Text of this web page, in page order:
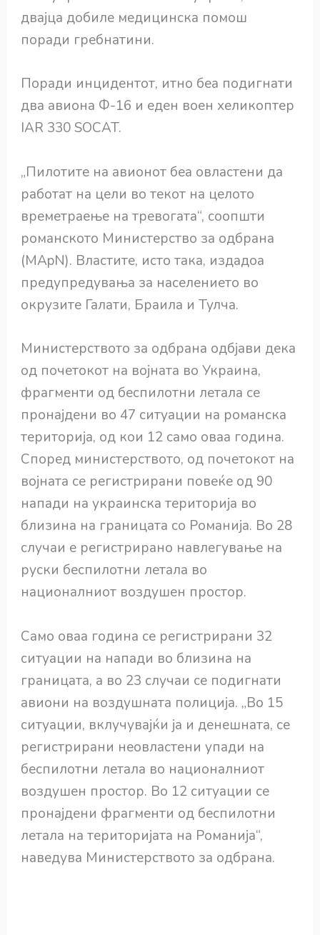
двајца добиле медицинска помош
поради гребнатини.
Поради инцидентот, итно беа подигнати
два авиона Ф-16 и еден воен хеликоптер
IAR 330 SOCAT.
„Пилотите на авионот беа овластени да
работат на цели во текот на целото
времетраење на тревогата“, соопшти
романското Министерство за одбрана
(MApN). Властите, исто така, издадоа
предупредувања за населението во
окрузите Галати, Браила и Тулча.
Министерството за одбрана одбјави дека
од почетокот на војната во Украина,
фрагменти од беспилотни летала се
пронајдени во 47 ситуации на романска
територија, од кои 12 само оваа година.
Според министерството, од почетокот на
војната се регистрирани повеќе од 90
напади на украинска територија во
близина на границата со Романија. Во 28
случаи е регистрирано навлегување на
руски беспилотни летала во
националниот воздушен простор.
Само оваа година се регистрирани 32
ситуации на напади во близина на
границата, а во 23 случаи се подигнати
авиони на воздушната полиција. „Во 15
ситуации, вклучувајќи ја и денешната, се
регистрирани неовластени упади на
беспилотни летала во националниот
воздушен простор. Во 12 ситуации се
пронајдени фрагменти од беспилотни
летала на територијата на Романија“,
наведува Министерството за одбрана.